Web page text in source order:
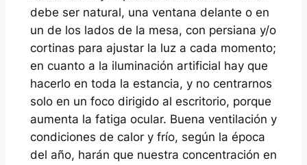
debe ser natural, una ventana delante o en
un de los lados de la mesa, con persiana y/o
cortinas para ajustar la luz a cada momento;
en cuanto a la iluminación artificial hay que
hacerlo en toda la estancia, y no centrarnos
solo en un foco dirigido al escritorio, porque
aumenta la fatiga ocular. Buena ventilación y
condiciones de calor y frío, según la época
del año, harán que nuestra concentración en